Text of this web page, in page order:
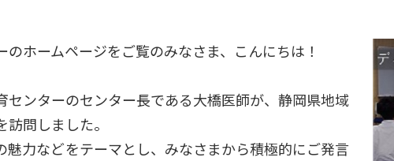
ホームページをご覧のみなさま、こんにちは！
ンターのセンター長である大橋医師が、静岡県地域
問しました。
力などをテーマとし、みなさまから積極的にご発言